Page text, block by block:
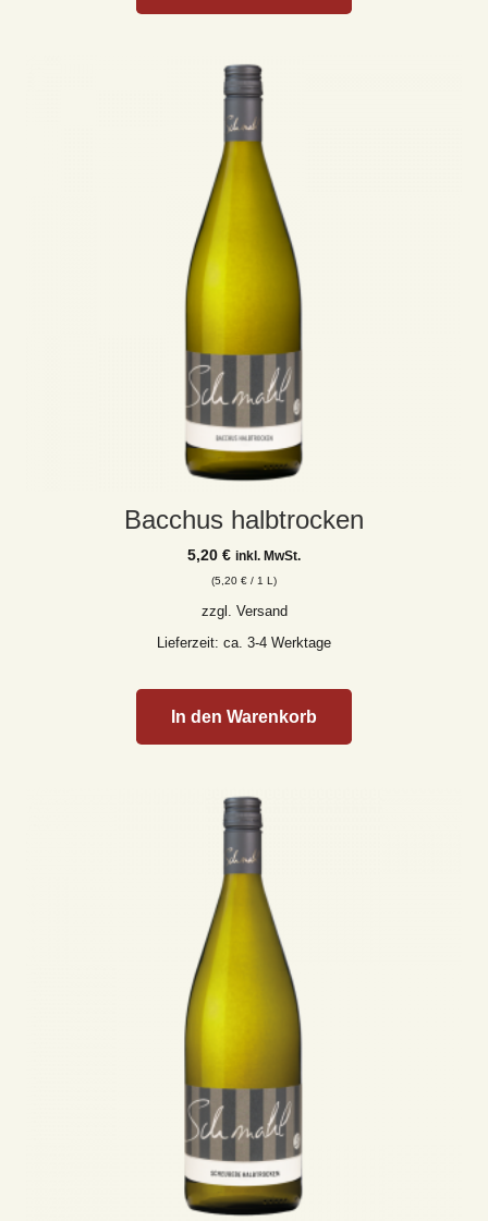
Bacchus halbtrocken
5,20 € inkl. MwSt.
(5,20 € / 1 L)
zzgl. Versand
Lieferzeit: ca. 3-4 Werktage
In den Warenkorb